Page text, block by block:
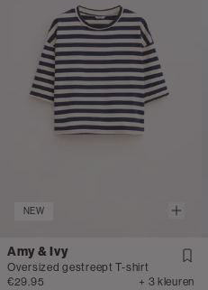
NEW
Amy & Ivy
Oversized gestreept T-shirt
€29.95
+ 3 kleuren